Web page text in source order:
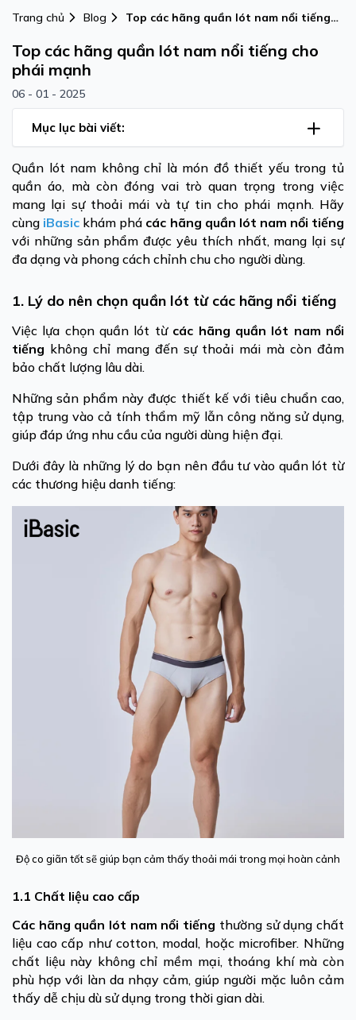
Trang chủ Blog
Top các hãng quần lót nam nổi tiếng
Top các hãng quần lót nam nổi tiếng cho
phái mạnh
06 - 01 - 2025
Mục lục bài viết:
Quần lót nam không chỉ là món đồ thiết yếu trong tủ
quần áo, mà còn đóng vai trò quan trọng trong việc
mang lại sự thoải mái và tự tin cho phái mạnh. Hãy
cùng iBasic khám phá các hãng quần lót nam nổi tiếng
với những sản phẩm được yêu thích nhất, mang lại sự
đa dạng và phong cách chỉnh chu cho người dùng.
1. Lý do nên chọn quần lót từ các hãng nổi tiếng
Việc lựa chọn quần lót từcác hãng quần lót nam nổi
tiếng không chỉ mang đến sự thoải mái mà còn đảm
bảo chất lượng lâu dài.
Những sản phẩm này được thiết kế với tiêu chuẩn cao,
tập trung vào cả tính thẩm mỹ lẫn công năng sử dụng,
giúp đáp ứng nhu cầu của người dùng hiện đại.
Dưới đây là những lý do bạn nên đầu tư vào quần lót từ
các thương hiệu danh tiếng:
Độ co giãn tốt sẽ giúp bạn cảm thấy thoải mái trong mọi hoàn cảnh
1.1 Chất liệu cao cấp
Các hãng quần lót nam nổi tiếng thường sử dụng chất
liệu cao cấp như cotton, modal, hoặc microfiber. Những
chất liệu này không chỉ mềm mại, thoáng khí mà còn
phù hợp với làn da nhạy cảm, giúp người mặc luôn cảm
thấy dễ chịu dù sử dụng trong thời gian dài.